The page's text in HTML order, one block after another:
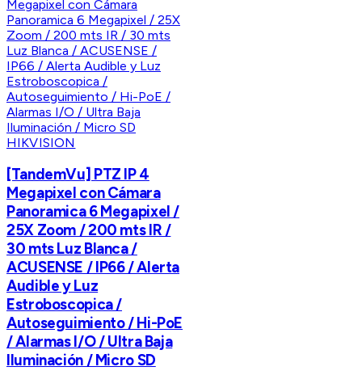
HIKVISION
[TandemVu] PTZ IP 4
Megapixel con Cámara
Panoramica 6 Megapixel /
25X Zoom / 200 mts IR /
30 mts Luz Blanca /
ACUSENSE / IP66 / Alerta
Audible y Luz
Estroboscopica /
Autoseguimiento / Hi-PoE
/ Alarmas I/O / Ultra Baja
Iluminación / Micro SD